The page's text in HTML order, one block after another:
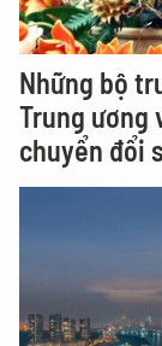
Những bộ
Trung ương
chuyển đổi